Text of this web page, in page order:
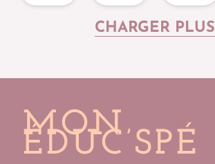
CHARGER PLUS
MON
ÉDUC’SPÉ